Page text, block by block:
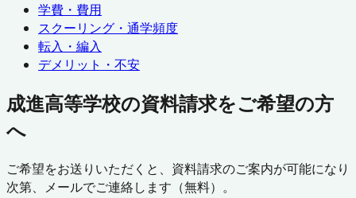
学費・費用
スクーリング・通学頻度
転入・編入
デメリット・不安
成進高等学校の資料請求をご希望の方
へ
ご希望をお送りいただくと、資料請求のご案内が可能になり
次第、メールでご連絡します（無料）。